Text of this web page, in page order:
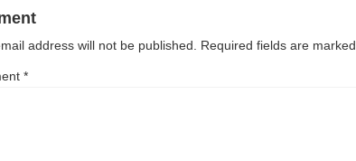
address will not be published. Required fields are marked
*